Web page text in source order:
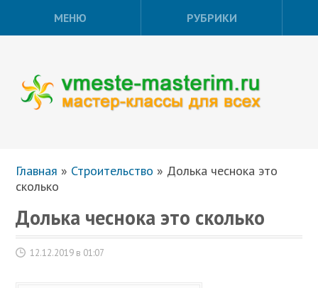
МЕНЮ РУБРИКИ
Главная » Строительство » Долька чеснока это
сколько
Долька чеснока это сколько
12.12.2019 в 01:07